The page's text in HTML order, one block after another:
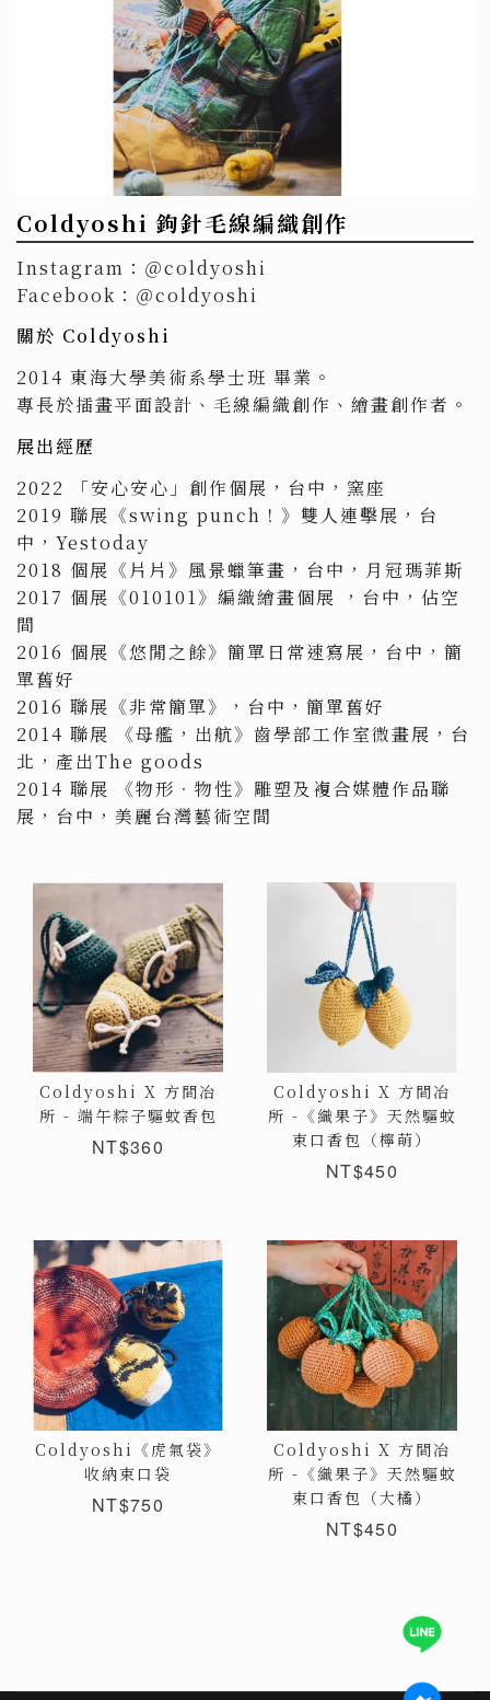
Coldyoshi 鉤針毛線編織創作
Instagram：＠coldyoshi
Facebook：＠coldyoshi
關於 Coldyoshi
2014 東海大學美術系學士班 畢業。
專長於插畫平面設計、毛線編織創作、繪畫創作者。
展出經歷
2022 「安心安心」創作個展，台中，窯座
2019 聯展《swing punch！》雙人連擊展，台
中，Yestoday
2018 個展《片片》風景蠟筆畫，台中，月冠瑪菲斯
2017 個展《010101》編織繪畫個展 ，台中，佔空
間
2016 個展《悠閒之餘》簡單日常速寫展，台中，簡
單舊好
2016 聯展《非常簡單》，台中，簡單舊好
2014 聯展 《母艦，出航》齒學部工作室微畫展，台
北，產出The goods
2014 聯展 《物形．物性》雕塑及複合媒體作品聯
展，台中，美麗台灣藝術空間
Coldyoshi X 方間冶
所 - 端午粽子驅蚊香包
NT$360
Coldyoshi X 方間冶
所 -《織果子》天然驅蚊
束口香包（檸萌）
NT$450
Coldyoshi《虎氣袋》
收納束口袋
NT$750
Coldyoshi X 方間冶
所 -《織果子》天然驅蚊
束口香包（大橘）
NT$450